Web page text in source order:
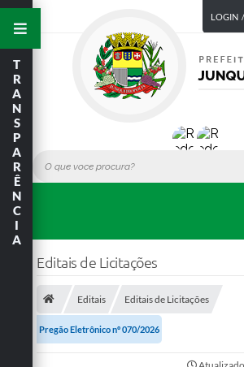
LOGIN
T
R
A
N
S
P
A
R
Ê
N
C
I
A
Editais de Licitações
Editais Editais de Licitações
Pregão Eletrônico nº 070/2026